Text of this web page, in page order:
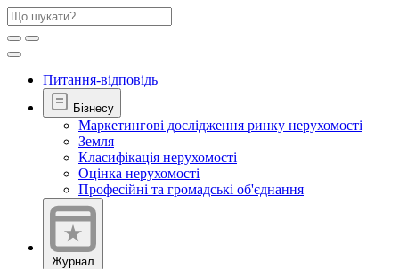
Питання-відповідь
Бізнесу
Маркетингові дослідження ринку нерухомості
Земля
Класифікація нерухомості
Оцінка нерухомості
Професійні та громадські об'єднання
Журнал